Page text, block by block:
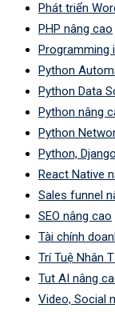
Phát triển
PHP nâng cao
Programming
Python
Python Data
Python nâng
Python
Python,
React Native
Sales funnel
SEO nâng cao
Tài chính
Trí Tuệ Nhân
Tut AI nâng
Video, Social